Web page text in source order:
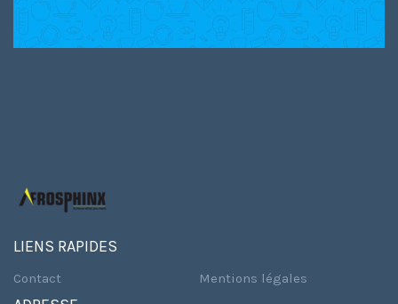
LIENS RAPIDES
Contact Mentions légales